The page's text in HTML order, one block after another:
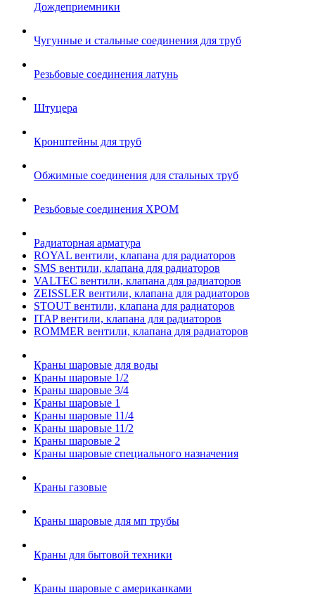
Дождеприемники
Чугунные и стальные соединения для труб
Резьбовые соединения латунь
Штуцера
Кронштейны для труб
Обжимные соединения для стальных труб
Резьбовые соединения ХРОМ
Радиаторная арматура
ROYAL вентили, клапана для радиаторов
SMS вентили, клапана для радиаторов
VALTEC вентили, клапана для радиаторов
ZEISSLER вентили, клапана для радиаторов
STOUT вентили, клапана для радиаторов
ITAP вентили, клапана для радиаторов
ROMMER вентили, клапана для радиаторов
Краны шаровые для воды
Краны шаровые 1/2
Краны шаровые 3/4
Краны шаровые 1
Краны шаровые 11/4
Краны шаровые 11/2
Краны шаровые 2
Краны шаровые специального назначения
Краны газовые
Краны шаровые для мп трубы
Краны для бытовой техники
Краны шаровые с американками